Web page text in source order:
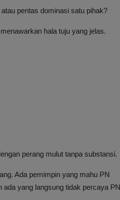
pentas dominasi satu pihak?
hala tuju yang jelas.
perang mulut tanpa substansi.
Ada pemimpin yang mahu PN
yang langsung tidak percaya PN